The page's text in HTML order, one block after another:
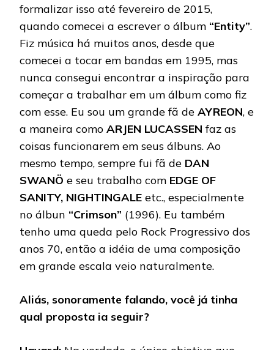
formalizar isso até fevereiro de 2015,
quando comecei a escrever o álbum “Entity”.
Fiz música há muitos anos, desde que
comecei a tocar em bandas em 1995, mas
nunca consegui encontrar a inspiração para
começar a trabalhar em um álbum como fiz
com esse. Eu sou um grande fã de AYREON, e
a maneira como ARJEN LUCASSEN faz as
coisas funcionarem em seus álbuns. Ao
mesmo tempo, sempre fui fã de DAN
SWANÖ e seu trabalho com EDGE OF
SANITY, NIGHTINGALE etc., especialmente
no álbun “Crimson” (1996). Eu também
tenho uma queda pelo Rock Progressivo dos
anos 70, então a idéia de uma composição
em grande escala veio naturalmente.
Aliás, sonoramente falando, você já tinha
qual proposta ia seguir?